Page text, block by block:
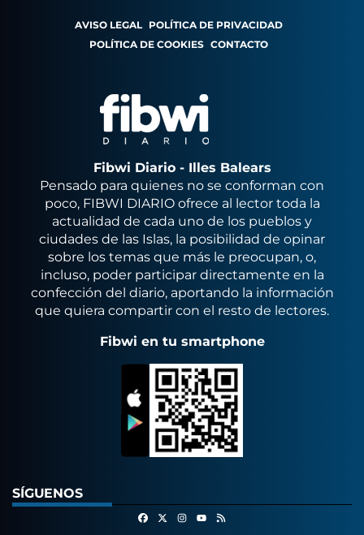
AVISO LEGAL POLÍTICA DE PRIVACIDAD
POLÍTICA DE COOKIES CONTACTO
Fibwi Diario - Illes Balears
Pensado para quienes no se conforman con
poco, FIBWI DIARIO ofrece al lector toda la
actualidad de cada uno de los pueblos y
ciudades de las Islas, la posibilidad de opinar
sobre los temas que más le preocupan, o,
incluso, poder participar directamente en la
confección del diario, aportando la información
que quiera compartir con el resto de lectores.
Fibwi en tu smartphone
SÍGUENOS
FacebookInstagram